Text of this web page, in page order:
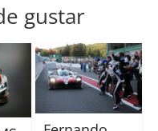
gustar